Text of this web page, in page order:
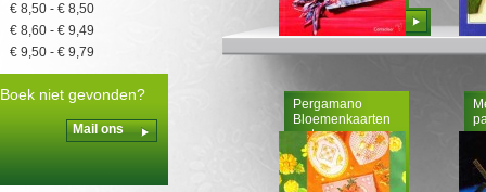
€ 8,50 - € 8,50
€ 8,60 - € 9,49
€ 9,50 - € 9,79
Boek niet gevonden?
Mail ons
Bestellen
Pergamano
Bloemenkaarten
met
Perkamentpapier